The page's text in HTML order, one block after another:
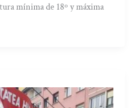
mínima de 18º y máxima